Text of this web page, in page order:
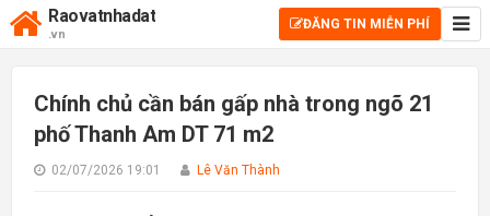
Raovatnhadat
.vn
ĐĂNG TIN MIỄN PHÍ
Chính chủ cần bán gấp nhà trong ngõ 21
phố Thanh Am DT 71 m2
02/07/2026 19:01 Lê Văn Thành